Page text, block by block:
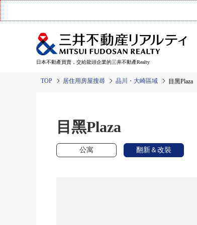
日本不動產買賣，交給龍頭企業的三井不動產Realty
TOP 居住用房屋搜尋 品川・大崎區域 目黑Plaza
目黑Plaza
公寓 翻新＆改裝